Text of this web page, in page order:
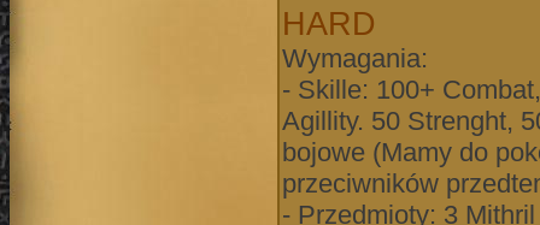
HARD
Wymagania:
- Skille: 100+
Agillity. 50 Strenght,
bojowe (Mamy do
przeciwników
- Przedmioty: 3